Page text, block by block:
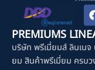
PREMIUMS
บริษัท พรีเมี่ยมส์ ลินเนจ
ยม สินค้าพรีเมี่ยม ครบว